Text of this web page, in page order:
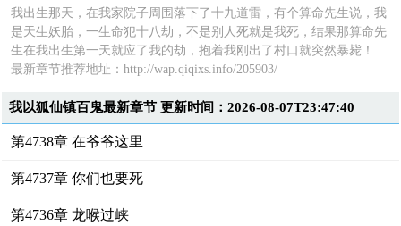
我出生那天，在我家院子周围落下了十九道雷，有个算命先生说，我
是天生妖胎，一生命犯十八劫，不是别人死就是我死，结果那算命先
生在我出生第一天就应了我的劫，抱着我刚出了村口就突然暴毙！
最新章节推荐地址：http://wap.qiqixs.info/205903/
我以狐仙镇百鬼最新章节 更新时间：2026-08-07T23:47:40
第4738章 在爷爷这里
第4737章 你们也要死
第4736章 龙喉过峡